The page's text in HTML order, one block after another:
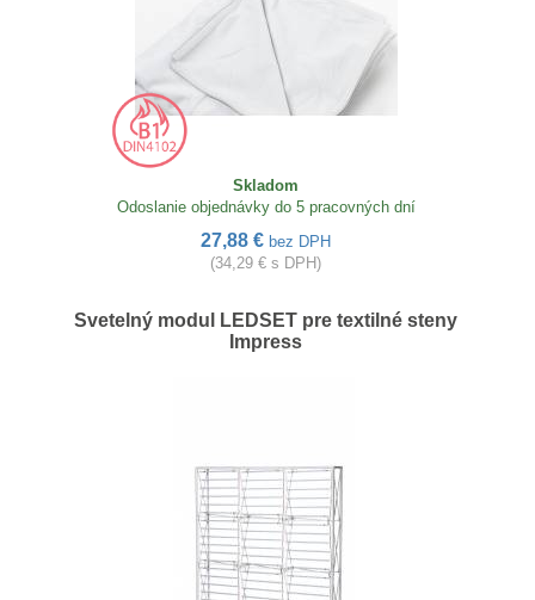
Skladom
Odoslanie objednávky do 5 pracovných dní
27,88 € bez DPH
(34,29 € s DPH)
Svetelný modul LEDSET pre textilné steny
Impress